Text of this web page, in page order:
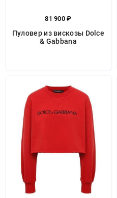
81 900 ₽
Пуловер из вискозы Dolce
& Gabbana